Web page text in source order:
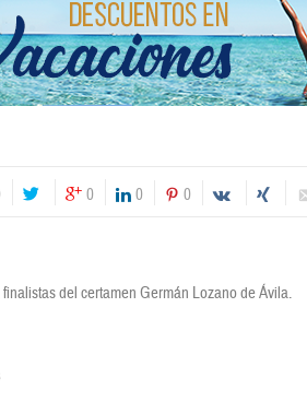
0 0 0
del certamen Germán Lozano de Ávila.